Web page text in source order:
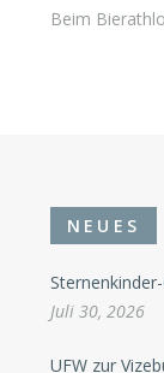
Beim
NEUES
Juli 30, 2026
UFW zur